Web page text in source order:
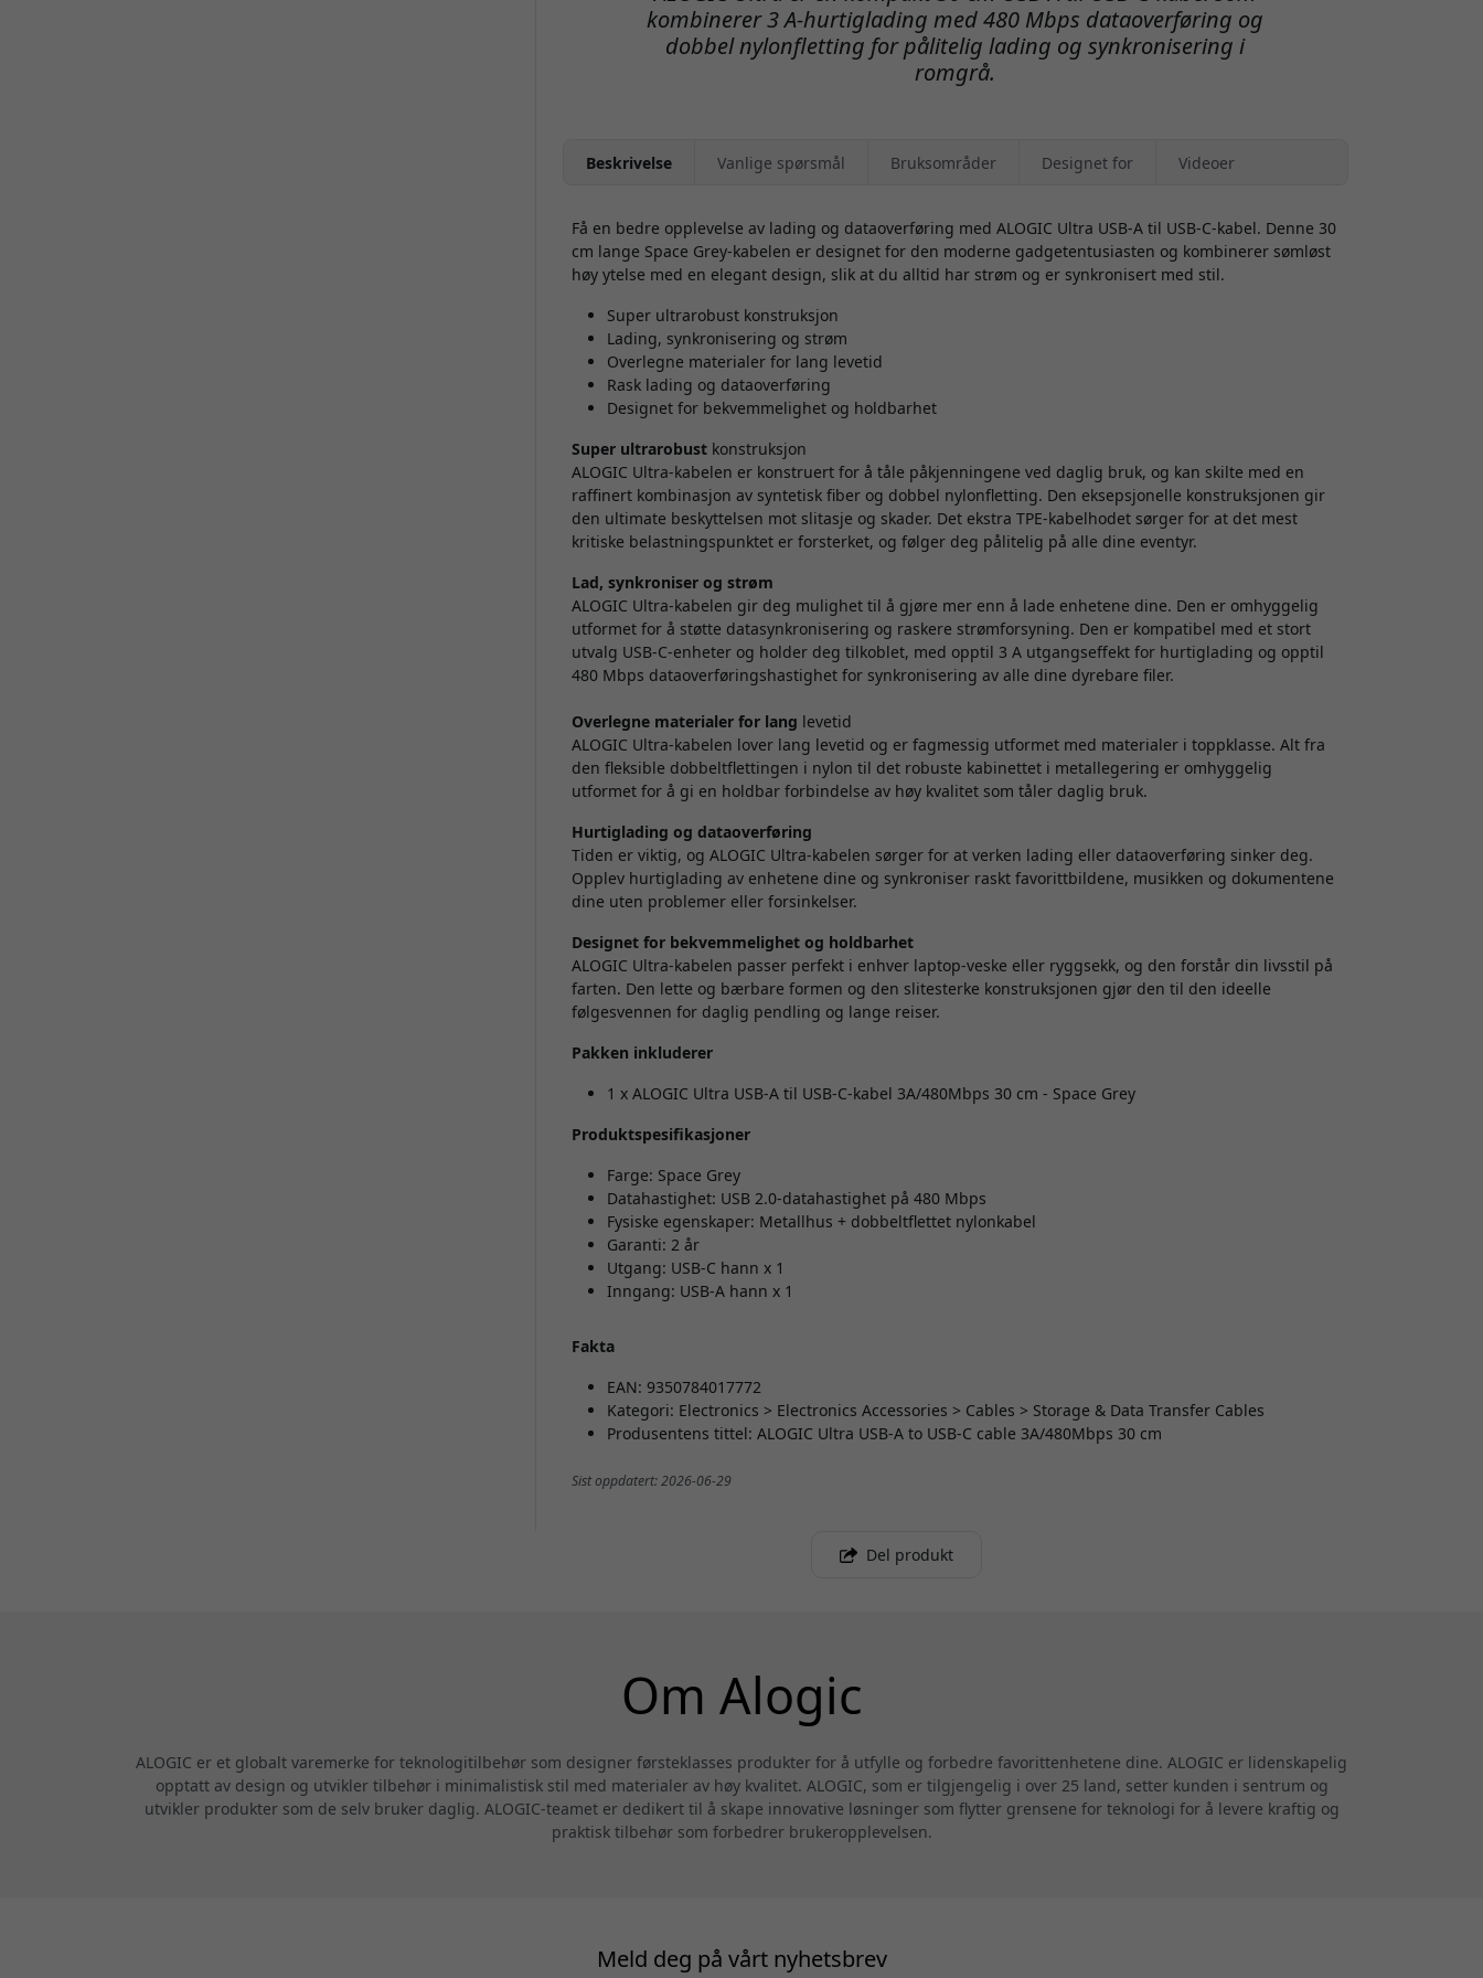
kombinerer 3 A-hurtiglading med 480 Mbps dataoverføring og
dobbel nylonfletting for pålitelig lading og synkronisering i
romgrå.
Beskrivelse Vanlige spørsmål Bruksområder Designet for Videoer
Få en bedre opplevelse av lading og dataoverføring med ALOGIC Ultra USB-A til USB-C-kabel. Denne 30
cm lange Space Grey-kabelen er designet for den moderne gadgetentusiasten og kombinerer sømløst
høy ytelse med en elegant design, slik at du alltid har strøm og er synkronisert med stil.
Super ultrarobust konstruksjon
Lading, synkronisering og strøm
Overlegne materialer for lang levetid
Rask lading og dataoverføring
Designet for bekvemmelighet og holdbarhet
Super ultrarobustkonstruksjon
ALOGIC Ultra-kabelen er konstruert for å tåle påkjenningene ved daglig bruk, og kan skilte med en
raffinert kombinasjon av syntetisk fiber og dobbel nylonfletting. Den eksepsjonelle konstruksjonen gir
den ultimate beskyttelsen mot slitasje og skader. Det ekstra TPE-kabelhodet sørger for at det mest
kritiske belastningspunktet er forsterket, og følger deg pålitelig på alle dine eventyr.
Lad, synkroniser og strøm
ALOGIC Ultra-kabelen gir deg mulighet til å gjøre mer enn å lade enhetene dine. Den er omhyggelig
utformet for å støtte datasynkronisering og raskere strømforsyning. Den er kompatibel med et stort
utvalg USB-C-enheter og holder deg tilkoblet, med opptil 3 A utgangseffekt for hurtiglading og opptil
480 Mbps dataoverføringshastighet for synkronisering av alle dine dyrebare filer.
Overlegne materialer for lang levetid
ALOGIC Ultra-kabelen lover lang levetid og er fagmessig utformet med materialer i toppklasse. Alt fra
den fleksible dobbeltflettingen i nylon til det robuste kabinettet i metallegering er omhyggelig
utformet for å gi en holdbar forbindelse av høy kvalitet som tåler daglig bruk.
Hurtiglading og dataoverføring
Tiden er viktig, og ALOGIC Ultra-kabelen sørger for at verken lading eller dataoverføring sinker deg.
Opplev hurtiglading av enhetene dine og synkroniser raskt favorittbildene, musikken og dokumentene
dine uten problemer eller forsinkelser.
Designet for bekvemmelighet og holdbarhet
ALOGIC Ultra-kabelen passer perfekt i enhver laptop-veske eller ryggsekk, og den forstår din livsstil på
farten. Den lette og bærbare formen og den slitesterke konstruksjonen gjør den til den ideelle
følgesvennen for daglig pendling og lange reiser.
Pakken inkluderer
1 x ALOGIC Ultra USB-A til USB-C-kabel 3A/480Mbps 30 cm - Space Grey
Produktspesifikasjoner
Farge: Space Grey
Datahastighet: USB 2.0-datahastighet på 480 Mbps
Fysiske egenskaper: Metallhus + dobbeltflettet nylonkabel
Garanti: 2 år
Utgang: USB-C hann x 1
Inngang: USB-A hann x 1
Fakta
EAN: 9350784017772
Kategori: Electronics > Electronics Accessories > Cables > Storage & Data Transfer Cables
Produsentens tittel: ALOGIC Ultra USB-A to USB-C cable 3A/480Mbps 30 cm
Sist oppdatert: 2026-06-29
Del produkt
Om Alogic
ALOGIC er et globalt varemerke for teknologitilbehør som designer førsteklasses produkter for å utfylle og forbedre favorittenhetene dine. ALOGIC er lidenskapelig
opptatt av design og utvikler tilbehør i minimalistisk stil med materialer av høy kvalitet. ALOGIC, som er tilgjengelig i over 25 land, setter kunden i sentrum og
utvikler produkter som de selv bruker daglig. ALOGIC-teamet er dedikert til å skape innovative løsninger som flytter grensene for teknologi for å levere kraftig og
praktisk tilbehør som forbedrer brukeropplevelsen.
Meld deg på vårt nyhetsbrev